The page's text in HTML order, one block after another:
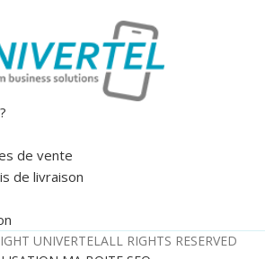
de vente
de livraison
UNIVERTELALL RIGHTS RESERVED